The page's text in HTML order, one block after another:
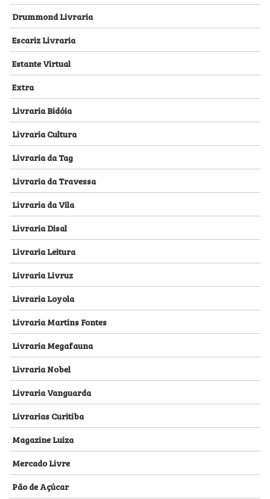
Drummond Livraria
Escariz Livraria
Estante Virtual
Extra
Livraria Bidóia
Livraria Cultura
Livraria da Tag
Livraria da Travessa
Livraria da Vila
Livraria Disal
Livraria Leitura
Livraria Livruz
Livraria Loyola
Livraria Martins Fontes
Livraria Megafauna
Livraria Nobel
Livraria Vanguarda
Livrarias Curitiba
Magazine Luiza
Mercado Livre
Pão de Açúcar